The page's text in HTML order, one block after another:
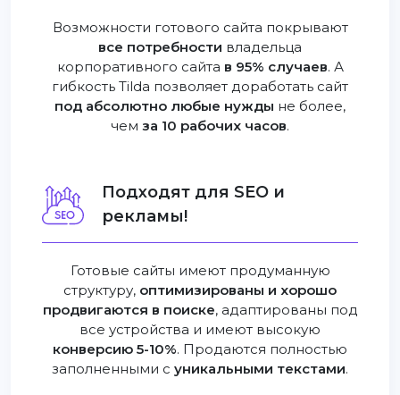
Возможности готового сайта покрывают
все потребности владельца
корпоративного сайта в 95% случаев. А
гибкость Tilda позволяет доработать сайт
под абсолютно любые нужды не более,
чем за 10 рабочих часов.
Подходят для SEO и
рекламы!
Готовые сайты имеют продуманную
структуру, оптимизированы и хорошо
продвигаются в поиске, адаптированы под
все устройства и имеют высокую
конверсию 5-10%. Продаются полностью
заполненными с уникальными текстами.